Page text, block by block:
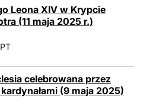
Leona XIV w Krypcie
(11 maja 2025 r.)
PT
celebrowana przez
(9 maja 2025)